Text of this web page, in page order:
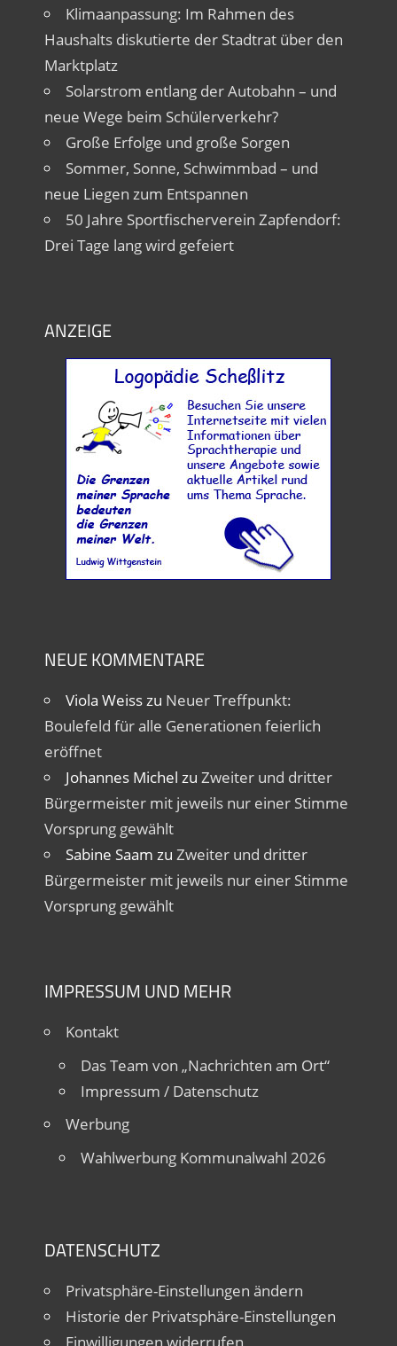
Klimaanpassung: Im Rahmen des
Haushalts diskutierte der Stadtrat über den
Marktplatz
Solarstrom entlang der Autobahn – und
neue Wege beim Schülerverkehr?
Große Erfolge und große Sorgen
Sommer, Sonne, Schwimmbad – und
neue Liegen zum Entspannen
50 Jahre Sportfischerverein Zapfendorf:
Drei Tage lang wird gefeiert
ANZEIGE
NEUE KOMMENTARE
Viola Weisszu Neuer Treffpunkt:
Boulefeld für alle Generationen feierlich
eröffnet
Johannes Michel zu Zweiter und dritter
Bürgermeister mit jeweils nur einer Stimme
Vorsprung gewählt
Sabine Saam zu Zweiter und dritter
Bürgermeister mit jeweils nur einer Stimme
Vorsprung gewählt
IMPRESSUM UND MEHR
Kontakt
Das Team von „Nachrichten am Ort“
Impressum / Datenschutz
Werbung
Wahlwerbung Kommunalwahl 2026
DATENSCHUTZ
Privatsphäre-Einstellungen ändern
Historie der Privatsphäre-Einstellungen